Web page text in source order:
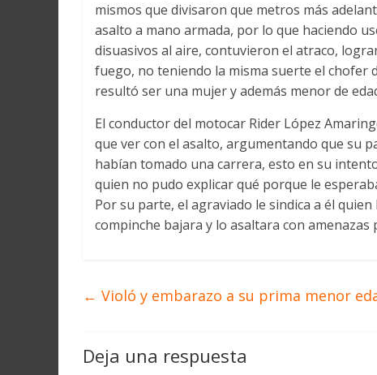
mismos que divisaron que metros más
asalto a mano armada, por lo que haciendo
disuasivos al aire, contuvieron el atraco,
fuego, no teniendo la misma suerte el chofer
resultó ser una mujer y además menor de
El conductor del motocar Rider López
que ver con el asalto, argumentando que su
habían tomado una carrera, esto en su
quien no pudo explicar qué porque le
Por su parte, el agraviado le sindica a él
compinche bajara y lo asaltara con
← Violó y embarazo a su prima menor
Deja una respuesta